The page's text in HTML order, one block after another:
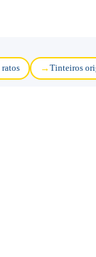
ratos Tinteiros